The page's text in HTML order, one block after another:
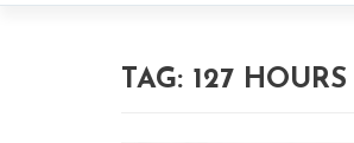
TAG: 127 HOURS